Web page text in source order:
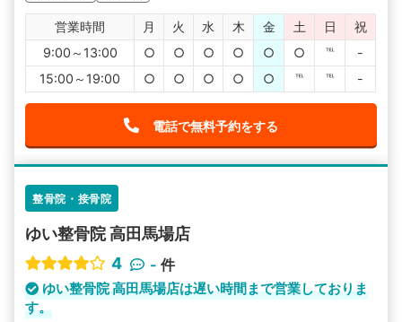
営業時間 月 火 水 木 金 土 日
祝
9:00～13:00
○ ○ ○ ○ ○ ○ ℡
-
15:00～19:00
○ ○ ○ ○ ○ ℡ ℡ -
電話で無料予約をする
整骨院・接骨院
ゆい整骨院 高田馬場店
4
- 件
ゆい整骨院 高田馬場店は遅い時間まで営業しておりま
す。